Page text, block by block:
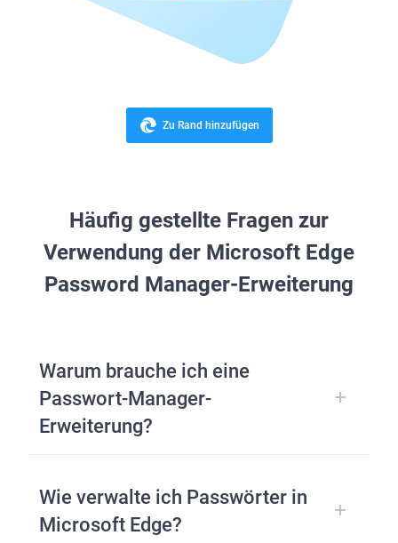
Zu Rand hinzufügen
Häufig gestellte Fragen zur
Verwendung der Microsoft Edge
Password Manager-Erweiterung
Warum brauche ich eine
Passwort-Manager-
Erweiterung?
Wie verwalte ich Passwörter in
Microsoft Edge?